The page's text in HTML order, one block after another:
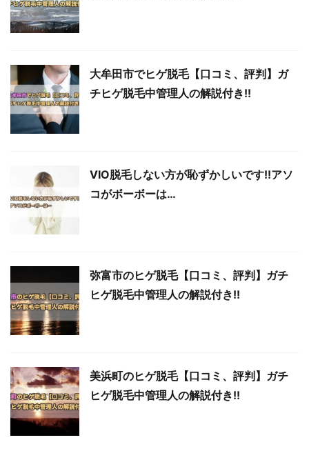
大牟田市でヒゲ脱毛【口コミ、評判】ガ
チヒゲ脱毛中管理人の解説付き!!
VIO脱毛しない方が恥ずかしいです!!アソ
コがボーボーは…
弥富市のヒゲ脱毛【口コミ、評判】ガチ
ヒゲ脱毛中管理人の解説付き!!
美浜町のヒゲ脱毛【口コミ、評判】ガチ
ヒゲ脱毛中管理人の解説付き!!